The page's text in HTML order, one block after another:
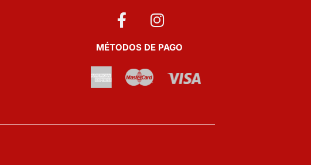
MÉTODOS DE PAGO